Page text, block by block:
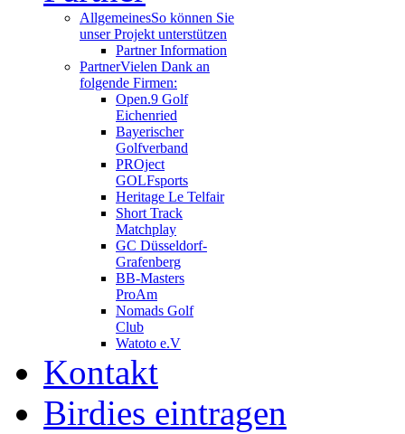
AllgemeinesSo können Sie
unser Projekt unterstützen
Partner Information
PartnerVielen Dank an
folgende Firmen:
Open.9 Golf
Eichenried
Bayerischer
Golfverband
PROject
GOLFsports
Heritage Le Telfair
Short Track
Matchplay
GC Düsseldorf-
Grafenberg
BB-Masters
ProAm
Nomads Golf
Club
Watoto e.V
Kontakt
Birdies eintragen